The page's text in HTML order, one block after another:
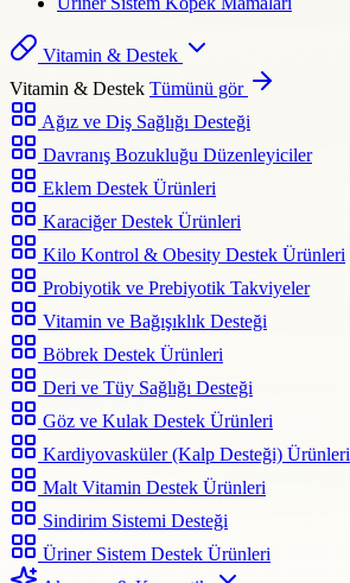
Vitamin & Destek
Vitamin & Destek Tümünü gör
Ağız ve Diş Sağlığı Desteği
Davranış Bozukluğu Düzenleyiciler
Eklem Destek Ürünleri
Karaciğer Destek Ürünleri
Kilo Kontrol & Obesity Destek Ürünleri
Probiyotik ve Prebiyotik Takviyeler
Vitamin ve Bağışıklık Desteği
Böbrek Destek Ürünleri
Deri ve Tüy Sağlığı Desteği
Göz ve Kulak Destek Ürünleri
Kardiyovasküler (Kalp Desteği) Ürünleri
Malt Vitamin Destek Ürünleri
Sindirim Sistemi Desteği
Üriner Sistem Destek Ürünleri